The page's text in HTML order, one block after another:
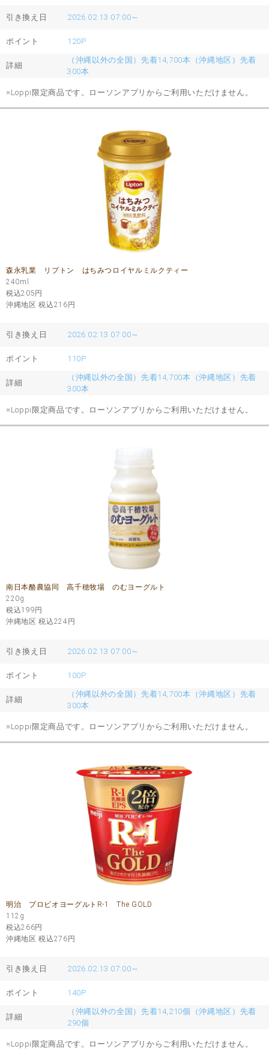
引き換え日 2026.02.13 07:00～
ポイント 120P
詳細
（沖縄以外の全国）先着14,700本（沖縄地区）先着
300本
※Loppi限定商品です。ローソンアプリからご利用いただけません。
森永乳業 リプトン はちみつロイヤルミルクティー
240ml
税込205円
沖縄地区 税込216円
引き換え日 2026.02.13 07:00～
ポイント 110P
詳細
（沖縄以外の全国）先着14,700本（沖縄地区）先着
300本
※Loppi限定商品です。ローソンアプリからご利用いただけません。
南日本酪農協同 高千穂牧場 のむヨーグルト
220g
税込199 円
沖縄地区 税込224 円
引き換え日 2026.02.13 07:00～
ポイント 100P
詳細
（沖縄以外の全国）先着14,700本（沖縄地区）先着
300本
※Loppi限定商品です。ローソンアプリからご利用いただけません。
明治 プロビオヨーグルトR-1 The GOLD
112g
税込266円
沖縄地区 税込276 円
引き換え日 2026.02.13 07:00～
ポイント 140P
詳細
（沖縄以外の全国）先着14,210個（沖縄地区）先着
290個
※Loppi限定商品です。ローソンアプリからご利用いただけません。